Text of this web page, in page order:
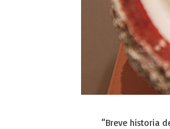
“Breve historia